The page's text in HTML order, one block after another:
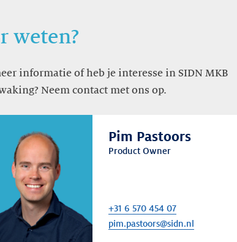
weten?
informatie of heb je interesse in SIDN MKB
Neem contact met ons op.
Pim Pastoors
Product Owner
+31 6 570 454 07
pim.pastoors@sidn.nl